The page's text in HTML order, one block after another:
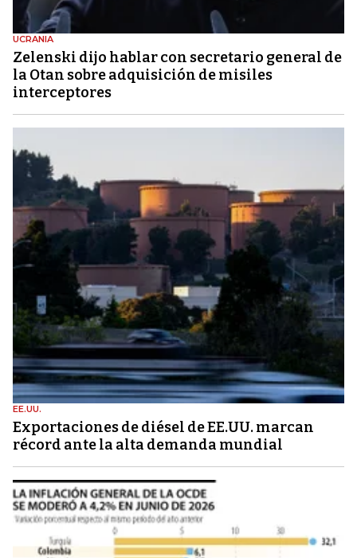
UCRANIA
Zelenski dijo hablar con secretario general de
la Otan sobre adquisición de misiles
interceptores
EE.UU.
Exportaciones de diésel de EE.UU. marcan
récord ante la alta demanda mundial